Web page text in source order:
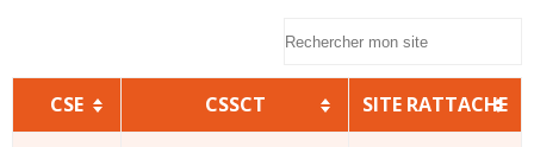
CSE CSSCT SITE RATTACHE